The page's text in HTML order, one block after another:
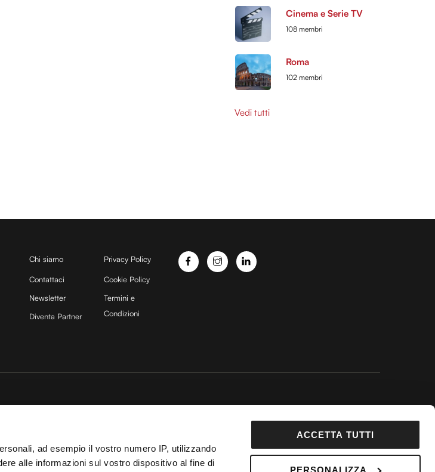
ad esempio il vostro numero IP, utilizzando
alle informazioni sul vostro dispositivo al fine di
ACCETTA TUTTI
PERSONALIZZA
Cinema e Serie TV
108 membri
Roma
102 membri
Vedi tutti
Chi siamo
Contattaci
Newsletter
Diventa Partner
Privacy Policy
Cookie Policy
Termini e
Condizioni
– Le immagini stock sono parzialmente fornite daDepositPhotos